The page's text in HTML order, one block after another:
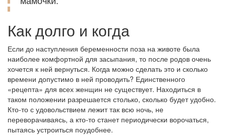
Как долго и когда
Если до наступления беременности поза на животе была
наиболее комфортной для засыпания, то после родов очень
хочется к ней вернуться. Когда можно сделать это и сколько
времени допустимо в ней проводить? Единственного
«рецепта» для всех женщин не существует. Находиться в
таком положении разрешается столько, сколько будет удобно.
Кто-то с удовольствием лежит так всю ночь, не
переворачиваясь, а кто-то станет периодически ворочаться,
пытаясь устроиться поудобнее.